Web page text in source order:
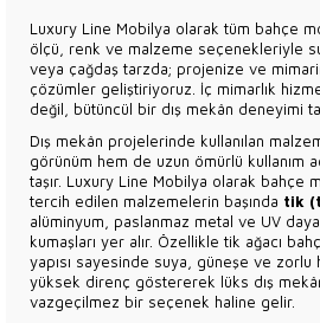
Luxury Line Mobilya olarak tüm bahçe
ölçü, renk ve malzeme seçenekleriyle
veya çağdaş tarzda; projenize ve
çözümler geliştiriyoruz. İç mimarlık
değil, bütüncül bir dış mekân deneyimi
Dış mekân projelerinde kullanılan
görünüm hem de uzun ömürlü kullanım
taşır. Luxury Line Mobilya olarak bahçe
tercih edilen malzemelerin başında tik
alüminyum, paslanmaz metal ve UV
kumaşları yer alır. Özellikle tik ağacı
yapısı sayesinde suya, güneşe ve zorlu
yüksek direnç göstererek lüks dış
vazgeçilmez bir seçenek haline gelir.